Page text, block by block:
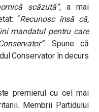
scăzută”, a mai
“Recunosc însă că,
mandatul pentru care
Spune că
Conservator în decurs
premierul cu cel mai
Membrii Partidului